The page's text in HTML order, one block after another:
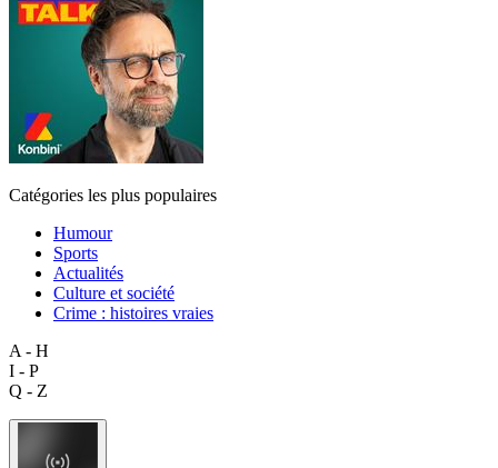
Catégories les plus populaires
Humour
Sports
Actualités
Culture et société
Crime : histoires vraies
A - H
I - P
Q - Z